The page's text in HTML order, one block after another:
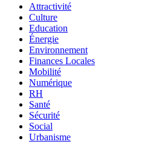
Attractivité
Culture
Education
Énergie
Environnement
Finances Locales
Mobilité
Numérique
RH
Santé
Sécurité
Social
Urbanisme